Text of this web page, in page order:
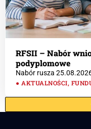
RFSII – Nabór
podyplomowe
Nabór rusza
AKTUALNOŚCI,